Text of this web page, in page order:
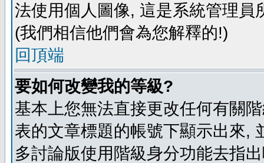
法使用個人圖像, 這是系統管理
(我們相信他們會為您解釋的!)
回頂端
要如何改變我的等級?
基本上您無法直接更改任何有關
表的文章標題的帳號下顯示出來,
多討論版使用階級身分功能去指